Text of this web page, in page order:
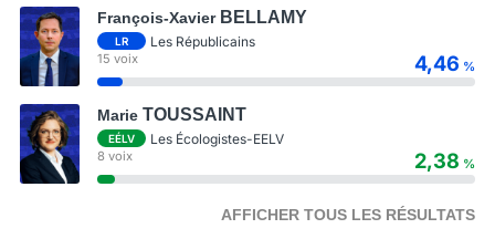
François-Xavier BELLAMY
LR Les Républicains
15 voix 4,46 %
Marie TOUSSAINT
EÉLV Les Écologistes-EELV
8 voix 2,38 %
AFFICHER TOUS LES RÉSULTATS